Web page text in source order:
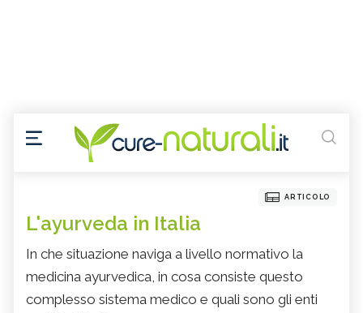
ARTICOLO
L'ayurveda in Italia
In che situazione naviga a livello normativo la
medicina ayurvedica, in cosa consiste questo
complesso sistema medico e quali sono gli enti